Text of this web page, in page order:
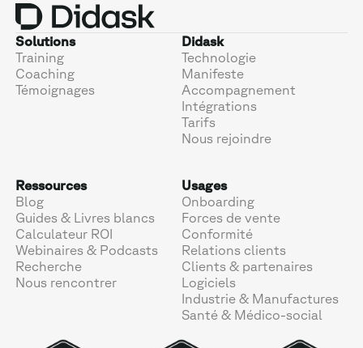
Solutions
Training
Coaching
Témoignages
Didask
Technologie
Manifeste
Accompagnement
Intégrations
Tarifs
Nous rejoindre
Ressources
Blog
Guides & Livres blancs
Calculateur ROI
Webinaires & Podcasts
Recherche
Nous rencontrer
Usages
Onboarding
Forces de vente
Conformité
Relations clients
Clients & partenaires
Logiciels
Industrie & Manufactures
Santé & Médico-social